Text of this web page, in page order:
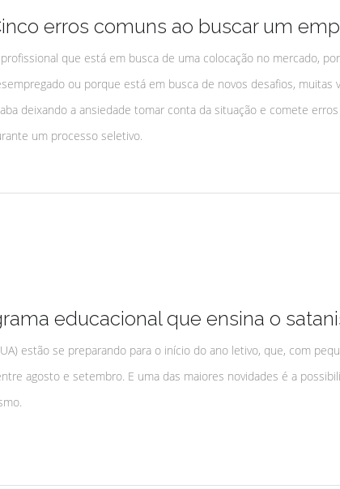
erros comuns ao buscar um
que está em busca de uma colocação no mercado,
ou porque está em busca de novos desafios, muitas
deixando a ansiedade tomar conta da situação e comete erros
um processo seletivo.
educacional que ensina o
estão se preparando para o início do ano letivo, que, com
agosto e setembro. E uma das maiores novidades é a